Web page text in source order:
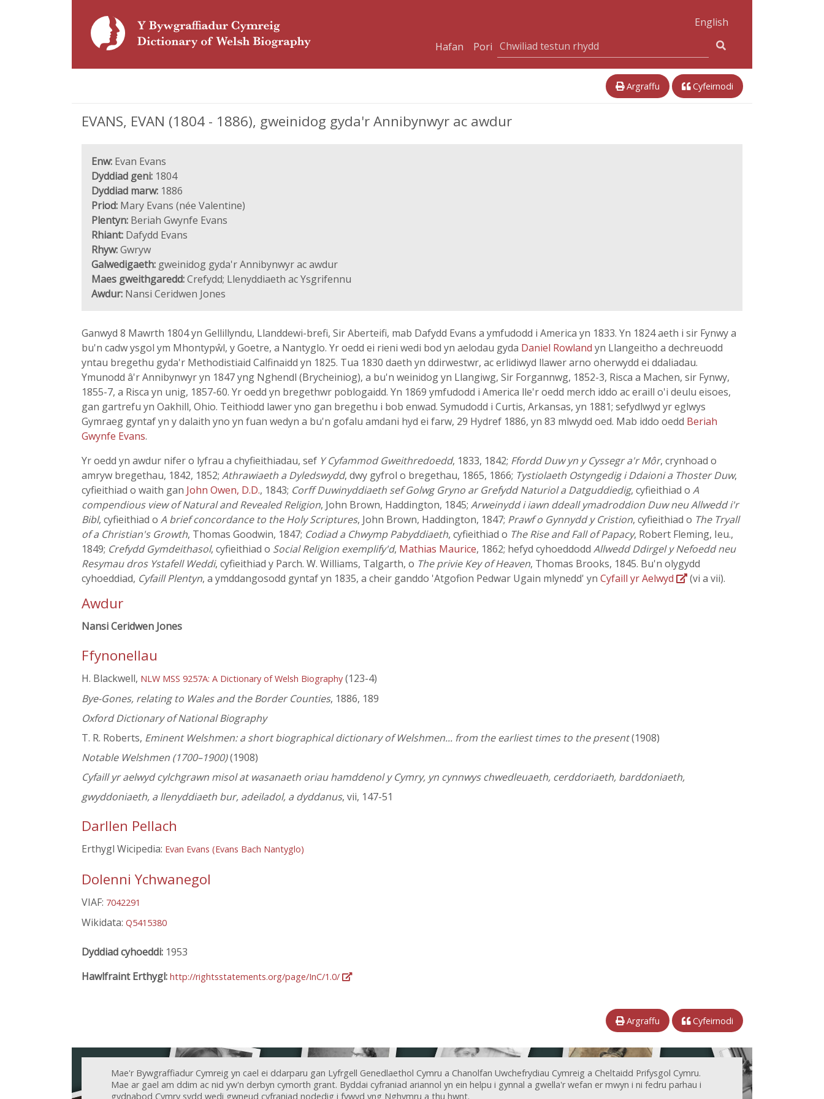
English
Hafan
Pori
Argraffu Cyfeirnodi
EVANS, EVAN (1804 - 1886), gweinidog gyda'r Annibynwyr ac awdur
Enw: Evan Evans
Dyddiad geni: 1804
Dyddiad marw: 1886
Priod: Mary Evans (née Valentine)
Plentyn: Beriah Gwynfe Evans
Rhiant: Dafydd Evans
Rhyw:Gwryw
Galwedigaeth: gweinidog gyda'r Annibynwyr ac awdur
Maes gweithgaredd:Crefydd; Llenyddiaeth ac Ysgrifennu
Awdur: Nansi Ceridwen Jones
Ganwyd 8 Mawrth 1804 yn Gellillyndu, Llanddewi-brefi, Sir Aberteifi, mab Dafydd Evans a ymfudodd i America yn 1833. Yn 1824 aeth i sir Fynwy a
bu'n cadw ysgol ym Mhontypŵl, y Goetre, a Nantyglo. Yr oedd ei rieni wedi bod yn aelodau gyda Daniel Rowland yn Llangeitho a dechreuodd
yntau bregethu gyda'r Methodistiaid Calfinaidd yn 1825. Tua 1830 daeth yn ddirwestwr, ac erlidiwyd llawer arno oherwydd ei ddaliadau.
Ymunodd â'r Annibynwyr yn 1847 yng Nghendl (Brycheiniog), a bu'n weinidog yn Llangiwg, Sir Forgannwg, 1852-3, Risca a Machen, sir Fynwy,
1855-7, a Risca yn unig, 1857-60. Yr oedd yn bregethwr poblogaidd. Yn 1869 ymfudodd i America lle'r oedd merch iddo ac eraill o'i deulu eisoes,
gan gartrefu yn Oakhill, Ohio. Teithiodd lawer yno gan bregethu i bob enwad. Symudodd i Curtis, Arkansas, yn 1881; sefydlwyd yr eglwys
Gymraeg gyntaf yn y dalaith yno yn fuan wedyn a bu'n gofalu amdani hyd ei farw, 29 Hydref 1886, yn 83 mlwydd oed. Mab iddo oedd Beriah
Gwynfe Evans.
Yr oedd yn awdur nifer o lyfrau a chyfieithiadau, sef Y Cyfammod Gweithredoedd, 1833, 1842; Ffordd Duw yn y Cyssegr a'r Môr, crynhoad o
amryw bregethau, 1842, 1852; Athrawiaeth a Dyledswydd, dwy gyfrol o bregethau, 1865, 1866; Tystiolaeth Ostyngedig i Ddaioni a Thoster Duw,
cyfieithiad o waith gan John Owen, D.D., 1843; Corff Duwinyddiaeth sef Golwg Gryno ar Grefydd Naturiol a Datguddiedig, cyfieithiad o A
compendious view of Natural and Revealed Religion, John Brown, Haddington, 1845; Arweinydd i iawn ddeall ymadroddion Duw neu Allwedd i'r
Bibl, cyfieithiad o A brief concordance to the Holy Scriptures, John Brown, Haddington, 1847; Prawf o Gynnydd y Cristion, cyfieithiad o The Tryall
of a Christian's Growth, Thomas Goodwin, 1847; Codiad a Chwymp Pabyddiaeth, cyfieithiad o The Rise and Fall of Papacy, Robert Fleming, Ieu.,
1849; Crefydd Gymdeithasol, cyfieithiad o Social Religion exemplify'd, Mathias Maurice, 1862; hefyd cyhoeddodd Allwedd Ddirgel y Nefoedd neu
Resymau dros Ystafell Weddi, cyfieithiad y Parch. W. Williams, Talgarth, o The privie Key of Heaven, Thomas Brooks, 1845. Bu'n olygydd
cyhoeddiad, Cyfaill Plentyn, a ymddangosodd gyntaf yn 1835, a cheir ganddo 'Atgofion Pedwar Ugain mlynedd' yn Cyfaill yr Aelwyd (vi a vii).
Awdur
Nansi Ceridwen Jones
Ffynonellau
H. Blackwell, NLW MSS 9257A: A Dictionary of Welsh Biography (123-4)
Bye-Gones, relating to Wales and the Border Counties, 1886, 189
Oxford Dictionary of National Biography
T. R. Roberts, Eminent Welshmen: a short biographical dictionary of Welshmen... from the earliest times to the present(1908)
Notable Welshmen (1700–1900)(1908)
Cyfaill yr aelwyd cylchgrawn misol at wasanaeth oriau hamddenol y Cymry, yn cynnwys chwedleuaeth, cerddoriaeth, barddoniaeth,
gwyddoniaeth, a llenyddiaeth bur, adeiladol, a dyddanus, vii, 147-51
Darllen Pellach
Erthygl Wicipedia: Evan Evans (Evans Bach Nantyglo)
Dolenni Ychwanegol
VIAF: 7042291
Wikidata: Q5415380
Dyddiad cyhoeddi: 1953
Hawlfraint Erthygl: http://rightsstatements.org/page/InC/1.0/
Argraffu Cyfeirnodi
Mae'r Bywgraffiadur Cymreig yn cael ei ddarparu gan Lyfrgell Genedlaethol Cymru a Chanolfan Uwchefrydiau Cymreig a Cheltaidd Prifysgol Cymru.
Mae ar gael am ddim ac nid yw'n derbyn cymorth grant. Byddai cyfraniad ariannol yn ein helpu i gynnal a gwella'r wefan er mwyn i ni fedru parhau i
gydnabod Cymry sydd wedi gwneud cyfraniad nodedig i fywyd yng Nghymru a thu hwnt.